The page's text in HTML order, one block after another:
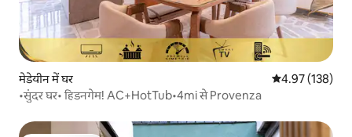
मेडेयीन में घर औसत रेटिंग 5 में से
4.97 (138)
•सुंदर घर• हिडनगेम! AC+HotTub•4mi से Provenza